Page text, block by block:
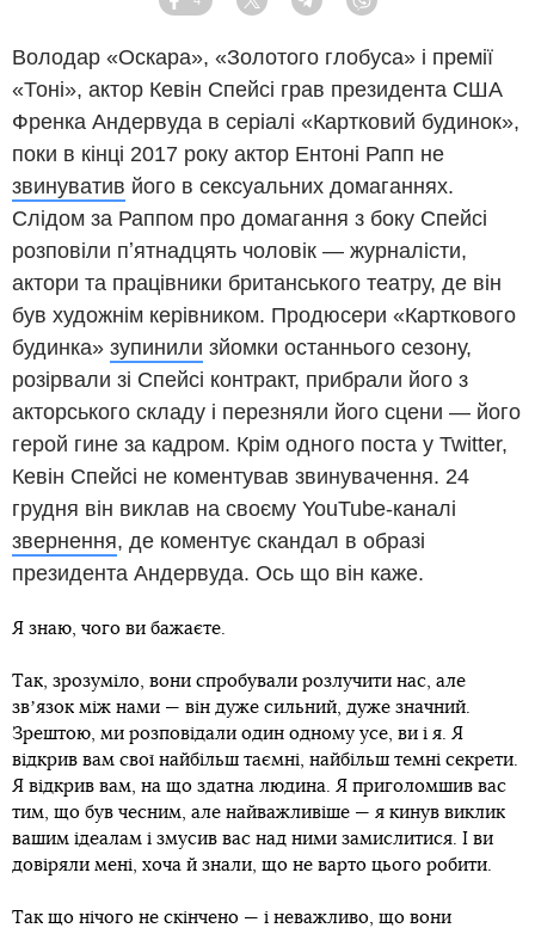
Facebook Twitter TelegramViber
Володар «Оскара», «Золотого глобуса» і премії
«Тоні», актор Кевін Спейсі грав президента США
Френка Андервуда в серіалі «Картковий будинок»,
поки в кінці 2017 року актор Ентоні Рапп не
звинуватив його в сексуальних домаганнях.
Слідом за Раппом про домагання з боку Спейсі
розповіли пʼятнадцять чоловік — журналісти,
актори та працівники британського театру, де він
був художнім керівником. Продюсери «Карткового
будинка» зупинили зйомки останнього сезону,
розірвали зі Спейсі контракт, прибрали його з
акторського складу і перезняли його сцени — його
герой гине за кадром. Крім одного поста у Twitter,
Кевін Спейсі не коментував звинувачення. 24
грудня він виклав на своєму YouTube-каналі
звернення, де коментує скандал в образі
президента Андервуда. Ось що він каже.
Я знаю, чого ви бажаєте.
Так, зрозуміло, вони спробували розлучити нас, але
звʼязок між нами — він дуже сильний, дуже значний.
Зрештою, ми розповідали один одному усе, ви і я. Я
відкрив вам свої найбільш таємні, найбільш темні секрети.
Я відкрив вам, на що здатна людина. Я приголомшив вас
тим, що був чесним, але найважливіше — я кинув виклик
вашим ідеалам і змусив вас над ними замислитися. І ви
довіряли мені, хоча й знали, що не варто цього робити.
Так що нічого не скінчено — і неважливо, що вони